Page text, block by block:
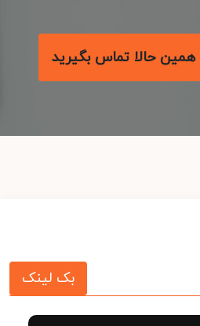
همین حالا تماس بگیرید
بک لینک